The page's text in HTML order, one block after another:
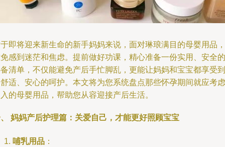
即将迎来新生命的新手妈妈来说，面对琳琅满目的母婴用品，
感到迷茫和焦虑。提前做好功课，精心准备一份实用、安全的
清单，不仅能避免产后手忙脚乱，更能让妈妈和宝宝都享受到
适、安心的呵护。本文将为您系统盘点那些怀孕期间就应考虑
的母婴用品，帮助您从容迎接产后生活。
妈妈产后护理篇：关爱自己，才能更好照顾宝宝
哺乳用品 ：